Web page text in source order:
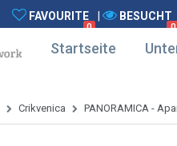
FAVOURITE
0
BESUCHT
0
Startseite
Crikvenica PANORAMICA -